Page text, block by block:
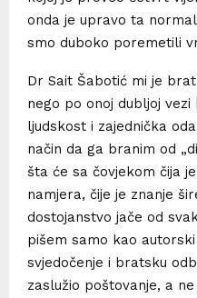
onda je upravo ta
smo duboko poremetili
Dr Sait Šabotić mi je
nego po onoj dubljoj
ljudskost i zajednička
način da ga branim od
šta će sa čovjekom čija
namjera, čije je znanje
dostojanstvo jače od
pišem samo kao
svjedočenje i bratsku
zaslužio poštovanje, a